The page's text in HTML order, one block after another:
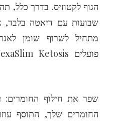
הגוף לקטוזיס. בדרך כלל,
שבועות עם דיאטה
מתחיל לשרוף שומן
שפר את חילוף החומרים:
החומרים שלך, התוסף